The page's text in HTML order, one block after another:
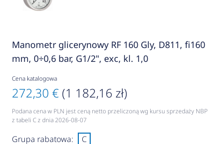
Manometr glicerynowy RF 160 Gly, D811, fi160
mm, 0÷0,6 bar, G1/2", exc, kl. 1,0
Cena katalogowa
272,30 € (1 182,16 zł)
Podana cena w PLN jest ceną netto przeliczoną wg kursu sprzedaży NBP
z tabeli C z dnia 2026-08-07
Grupa rabatowa: C